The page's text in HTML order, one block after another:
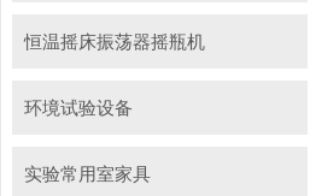
恒温摇床振荡器摇瓶机
环境试验设备
实验常用室家具